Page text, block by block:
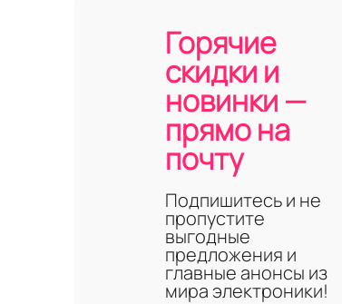
Горячие
скидки и
новинки —
прямо на
почту
Подпишитесь и не
пропустите
выгодные
предложения и
главные анонсы из
мира электроники!